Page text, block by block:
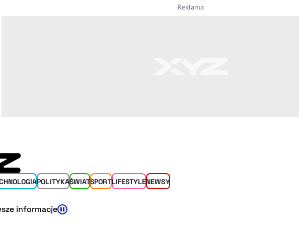
POLITYKAŚWIATSPORTLIFESTYLENEWSY
informacje